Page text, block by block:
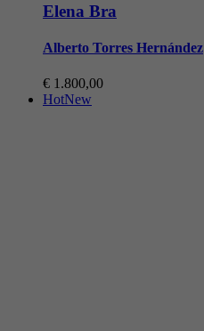
Elena Bra
Alberto Torres Hernández
€ 1.800,00
HotNew